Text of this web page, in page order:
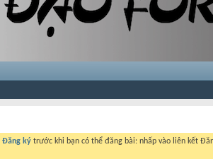
Đăng ký trước khi bạn có thể đăng bài: nhấp vào liên kết